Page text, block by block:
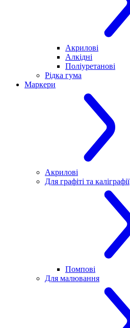
Акрилові
Алкідні
Поліуретанові
Рідка гума
Маркери
Акрилові
Для графіті та каліграфії
Помпові
Для малювання